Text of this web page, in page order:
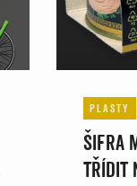
PLASTY
ŠIFRA
TŘÍDIT